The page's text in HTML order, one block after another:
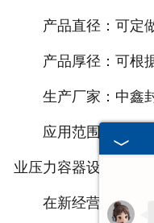
产品直径：可定
产品厚径：可根
生产厂家：中鑫
应用范围：石油化
业压力容器设备中不
在新经营生产中，